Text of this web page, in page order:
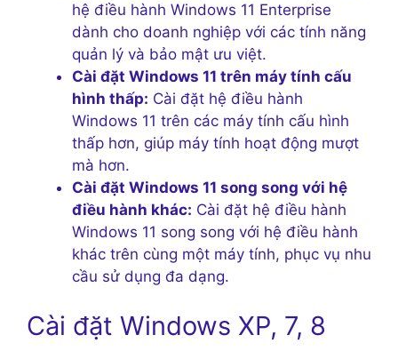
hệ điều hành Windows 11 Enterprise
dành cho doanh nghiệp với các tính năng
quản lý và bảo mật ưu việt.
Cài đặt Windows 11 trên máy tính cấu
hình thấp: Cài đặt hệ điều hành
Windows 11 trên các máy tính cấu hình
thấp hơn, giúp máy tính hoạt động mượt
mà hơn.
Cài đặt Windows 11 song song với hệ
điều hành khác: Cài đặt hệ điều hành
Windows 11 song song với hệ điều hành
khác trên cùng một máy tính, phục vụ nhu
cầu sử dụng đa dạng.
Cài đặt Windows XP, 7, 8